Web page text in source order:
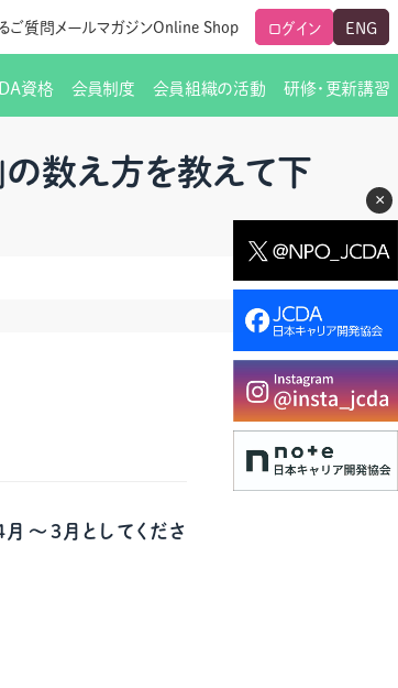
×
ご質問 メールマガジンOnline Shop ログイン ENG
グローバルな交流
人生すごろく金の糸
資格 会員制度
メールマガジン（ＣＤＡ友の会）
会員組織の活動
支部からのお知らせ
研究会・啓発交流会の活動報告
研修・更新講習
スキルアップ研修
必要書類ダウンロード（ピアトレ）
の数え方を教えて下
～3月としてくださ